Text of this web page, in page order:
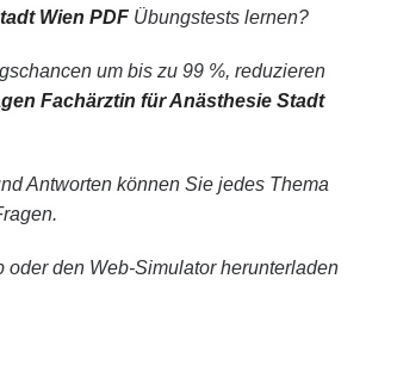
Wien PDFÜbungstests lernen?
um bis zu 99 %, reduzieren
Fachärztin für Anästhesie Stadt
Antworten können Sie jedes Thema
den Web-Simulator herunterladen